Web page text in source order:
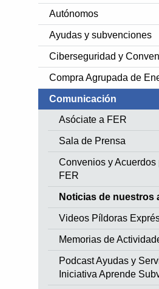
Autónomos
Ayudas y subvenciones
Ciberseguridad y
Compra Agrupada de
Comunicación
Asóciate a FER
Sala de Prensa
Convenios y Acuerdos
FER
Noticias de nuestros
Videos Píldoras
Memorias de
Podcast Ayudas y
Iniciativa Aprende